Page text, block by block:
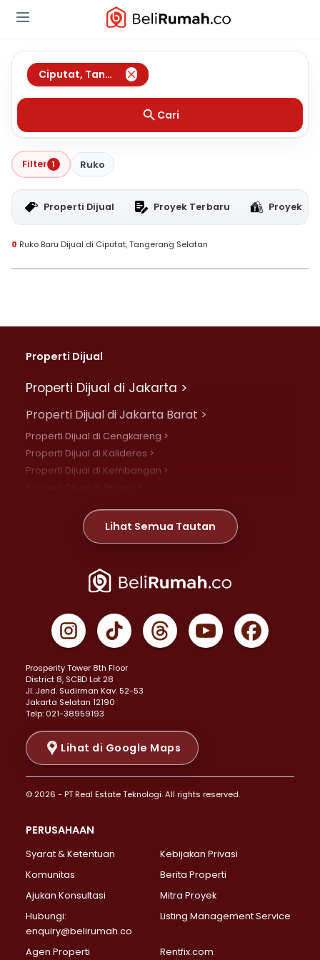
Ciputat, Tangerang Selatan
Cari
Filter 1 Ruko
Properti Dijual Proyek Terbaru Proyek
0 Ruko Baru Dijual di Ciputat, Tangerang Selatan
Properti Dijual
Properti Dijual di Jakarta >
Properti Dijual di Jakarta Barat >
Properti Dijual di Cengkareng >
Properti Dijual di Kalideres >
Properti Dijual di Kembangan >
Properti Dijual di Meruya >
Properti Dijual di Jelambar >
Properti Dijual di Jakarta Pusat >
Properti Dijual di Gambir >
Properti Dijual di Johar Baru >
Properti Dijual di Menteng >
Properti Dijual di Senen >
Properti Dijual di Tanah Abang >
Properti Dijual di Cikini >
Properti Dijual di Kramat >
Properti Dijual di Pasar Baru >
Properti Dijual di Bendungan Hilir >
Properti Dijual di Jakarta Selatan >
Properti Dijual di Lebak Bulus >
Properti Dijual di Gandaria Selatan >
Properti Dijual di Pondok Labu >
Properti Dijual di Lenteng Agung >
Properti Dijual di Senayan >
Properti Dijual di Pondok Pinang >
Lihat Semua Tautan
Prosperity Tower 8th Floor
District 8, SCBD Lot 28
JI. Jend. Sudirman Kav. 52-53
Jakarta Selatan 12190
Telp: 021-38959193
Lihat di Google Maps
© 2026 - PT Real Estate Teknologi. All rights reserved.
PERUSAHAAN
Syarat & Ketentuan
Kebijakan Privasi
Komunitas
Berita Properti
Ajukan Konsultasi
Mitra Proyek
Hubungi:
enquiry@belirumah.co
Listing Management Service
Agen Properti Rentfix.com